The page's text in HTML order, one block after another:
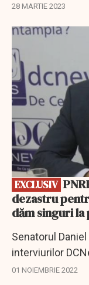
28 MARTIE 2023
EXCLUSIV
EXCLUSIV
dezastru
dăm singuri
Senatorul
interviurilor
energetică,
01 NOIEMBRIE 2022